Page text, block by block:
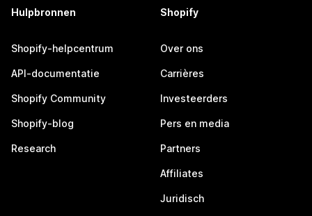
Hulpbronnen
Shopify-helpcentrum
API-documentatie
Shopify Community
Shopify-blog
Research
Shopify
Over ons
Carrières
Investeerders
Pers en media
Partners
Affiliates
Juridisch